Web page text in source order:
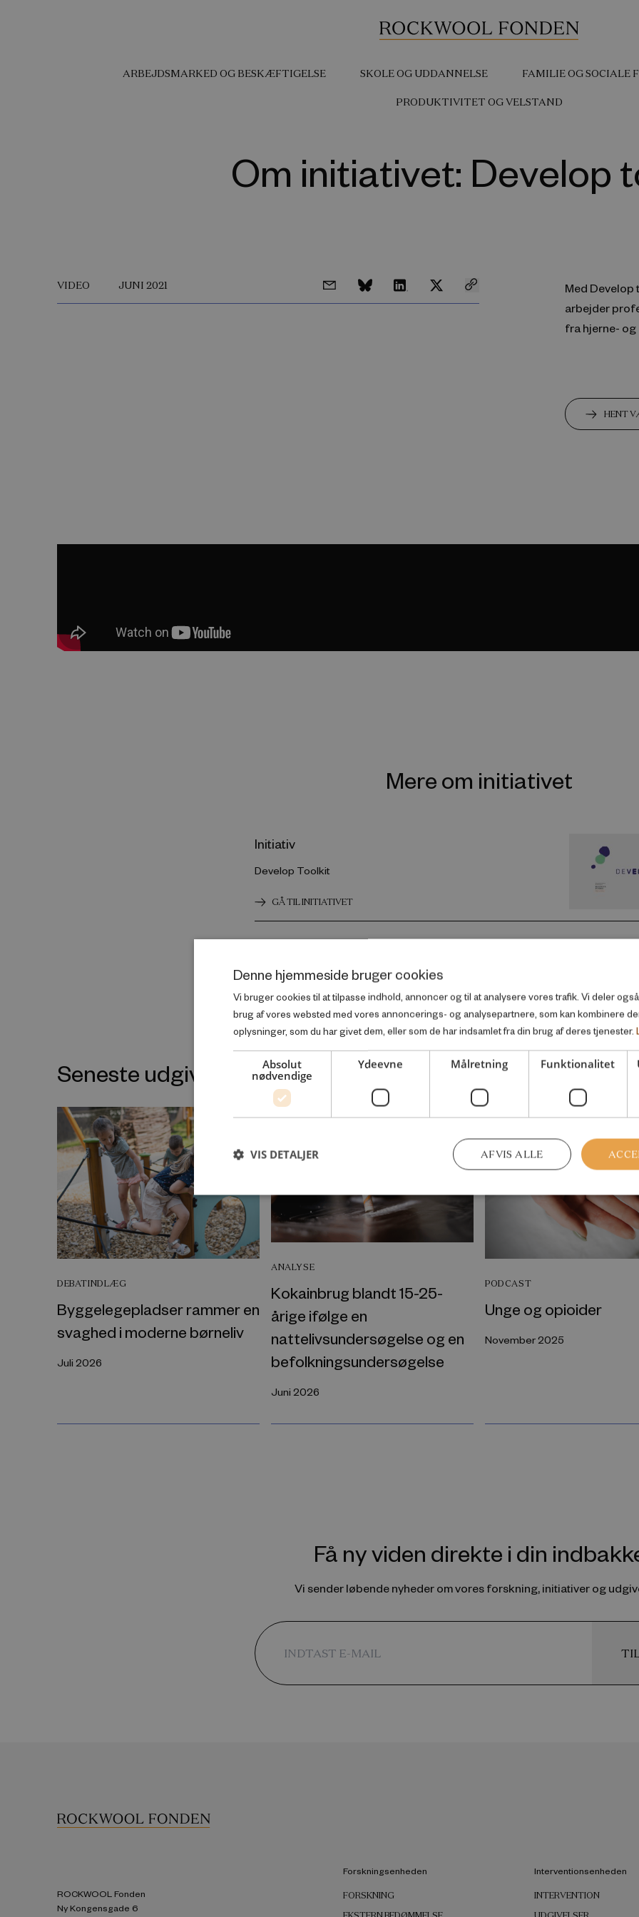
ARBEJDSMARKED OG BESKÆFTIGELSE SKOLE OG UDDANNELSE FAMILIE OG SOCIALE
PRODUKTIVITET OG VELSTAND
Om initiativet: Develop
VIDEO JUNI 2021
Med Develop
arbejder
fra hjerne-
HENT
Mere om initiativet
Initiativ
Develop Toolkit
GÅ TIL INITIATIVET
Seneste udgivelser indenfor samme velfærdsområde
DEBATINDLÆG
Byggelegepladser rammer en
svaghed i moderne børneliv
Juli 2026
ANALYSE
Kokainbrug blandt 15-25-
årige ifølge en
nattelivsundersøgelse og en
befolkningsundersøgelse
Juni 2026
PODCAST
Unge og opioider
November 2025
Få ny viden direkte i din
Vi sender løbende nyheder om vores forskning, initiativer og
ROCKWOOL Fonden
Ny Kongensgade 6
Forskningsenheden
FORSKNING
Interventionsenheden
INTERVENTION
Denne hjemmeside bruger cookies
Vi bruger cookies til at tilpasse indhold, annoncer og til at analysere vores trafik. Vi deler
brug af vores websted med vores annoncerings- og analysepartnere, som kan kombinere
oplysninger, som du har givet dem, eller som de har indsamlet fra din brug af deres tjenester.
Absolut
nødvendige
Ydeevne Målretning Funktionalitet
AFVIS ALLE
VIS DETALJER